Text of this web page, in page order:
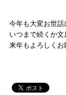
今年も大変お世話
いつまで続くか文
来年もよろしくお